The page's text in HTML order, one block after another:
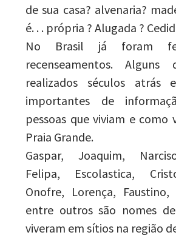
de sua casa? alvenaria?
é. . . própria ? Alugada ?
No Brasil já foram
recenseamentos. Alguns
realizados séculos atrás
importantes de
pessoas que viviam e como
Praia Grande.
Gaspar, Joaquim,
Felipa, Escolastica,
Onofre, Lorença, Faustino,
entre outros são nomes
viveram em sítios na região